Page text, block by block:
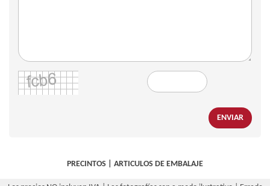
ENVIAR
PRECINTOS ARTICULOS DE EMBALAJE